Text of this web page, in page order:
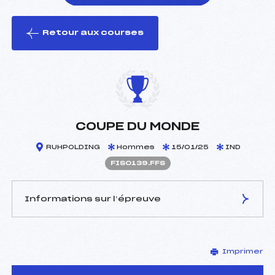
le ski
Retour aux courses
COUPE DU MONDE
RUHPOLDING Hommes 15/01/25 IND
FIS0139.FFS
Informations sur l’épreuve
–
D.T Adjoint :
–
Imprimer